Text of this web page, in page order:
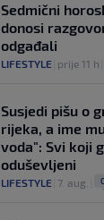
Sedmični
donosi
odgađali
LIFESTYLE prije 11 h
Susjedi pišu o
rijeka, a ime
voda": Svi koji
oduševljeni
LIFESTYLE 7. aug.